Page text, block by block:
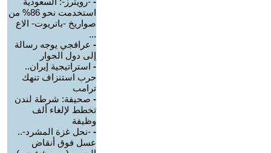
استخدمت نحو 86% من
صواريخ -باتريوت- الاع
...
- عراقجي يوجه رسالة
إلى دول الجوار
- استراتيجية إيران..
حرب استنزاف تنهك
ترامب
- صحيفة: شرطة لندن
تخطط لإلغاء ألف
وظيفة
- -نحل غزة المشرد-..
عسل فوق أنقاض